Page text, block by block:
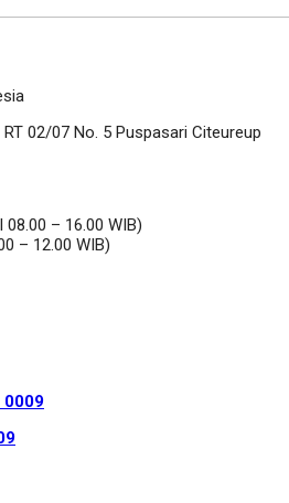
02/07 No. 5 Puspasari Citeureup
08.00 – 16.00 WIB)
– 12.00 WIB)
0009